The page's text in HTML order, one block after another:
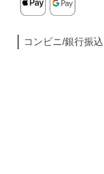
コンビニ/銀行振込